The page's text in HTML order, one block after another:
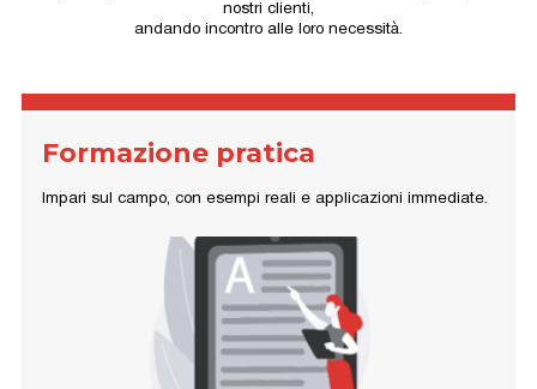
nostri clienti,
andando incontro alle loro necessità.
Formazione pratica
Impari sul campo, con esempi reali e applicazioni immediate.